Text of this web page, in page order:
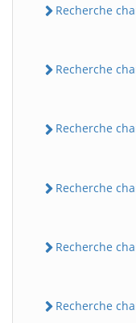
Recherche
Recherche
Recherche
Recherche
Recherche
Recherche